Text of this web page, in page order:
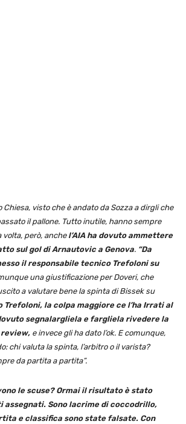
Chiesa, visto che è andato da Sozza a dirgli che
il pallone. Tutto inutile, hanno sempre
volta, però, anchel’AIA ha dovuto ammettere
sul gol di Arnautovic a Genova. “Da
il responsabile tecnico Trefoloni su
una giustificazione per Doveri, che
a valutare bene la spinta di Bissek su
Trefoloni, la colpa maggiore ce l’ha Irrati al
segnalargliela e fargliela rivedere la
review, e invece gli ha dato l’ok. E comunque,
chi valuta la spinta, l’arbitro o il varista?
da partita a partita”.
le scuse? Ormai il risultato è stato
assegnati. Sono lacrime di coccodrillo,
e classifica sono state falsate. Con